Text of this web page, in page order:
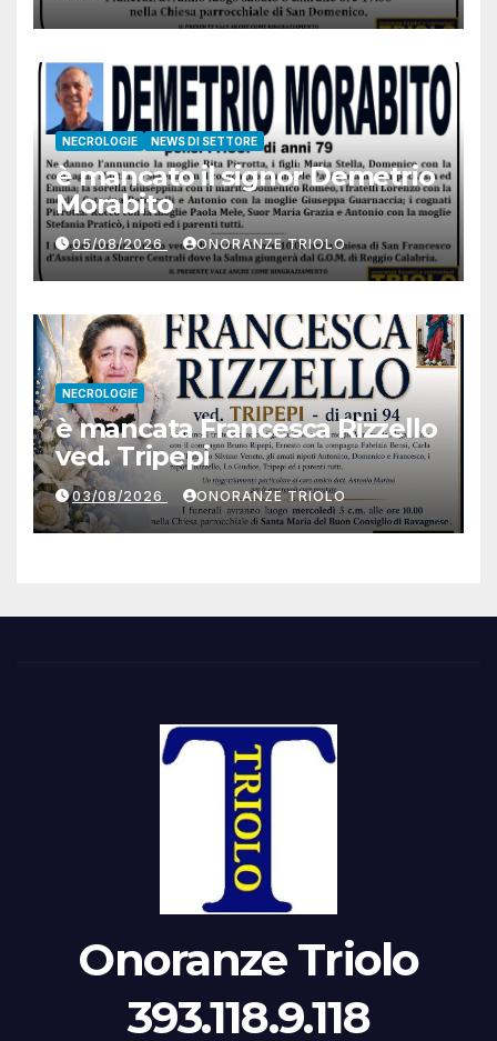
NECROLOGIE NEWS DI SETTORE
è mancato il signor Demetrio
Morabito
05/08/2026 ONORANZE TRIOLO
NECROLOGIE
è mancata Francesca Rizzello
ved. Tripepi
03/08/2026 ONORANZE TRIOLO
Onoranze Triolo
393.118.9.118